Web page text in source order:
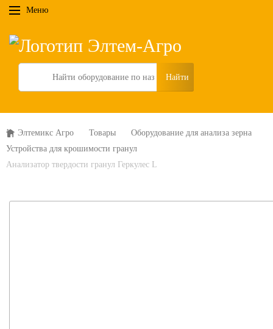
Меню
Search
Элтемикс Агро Товары
Оборудование для анализа зерна
Устройства для крошимости гранул
Анализатор твердости гранул Геркулес L